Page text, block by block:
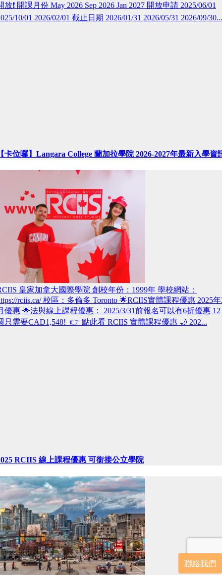
放❗️ 開課月份 May 2026 Sep 2026 Jan 2027 開放申請 2025/06/01
10/01 2026/02/01 截止日期 2026/01/31 2026/05/31 2026/09/30...
卡位囉】Langara College 蘭加拉學院 2026-2027年最新入學資
皇家加拿大國際學院 創校年份：1999年 學校網站：
rciis.ca/ 校區：多倫多 Toronto 🌟RCIIS實體課程優惠 2025
優惠 🌟法與線上課程優惠： 2025/3/31前報名可以有6折優惠 12
只需要CAD1,548! 👉 點此看 RCIIS 實體課程優惠 🌙 202...
RCIIS 線上課程優惠 可銜接公立學院
聯絡我們